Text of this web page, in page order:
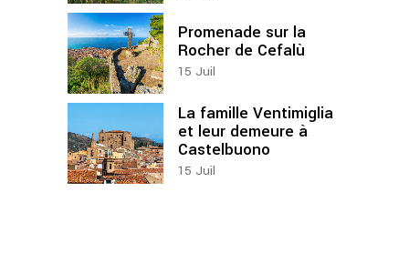
Promenade sur la
Rocher de Cefalù
15 Juil
La famille Ventimiglia
et leur demeure à
Castelbuono
15 Juil